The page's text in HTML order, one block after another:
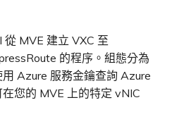
邀請使用者加入帳戶
Azure ExpressRoute
Azure MCR 連線
Fortinet FortiGate
建立 VXC
連線 MVE
連線 MVE
連線 MVE
建立 VXC
連線 MVE
連線 MVE
連線 MVE
連線 MVE
連線 MVE
連線 MVE
連線 MVE
終止 IX
BGP 社群
都會區 ID
VXC 連線
MVE 建立 VXC 至
的程序。組態分為
Azure 服務金鑰查詢 Azure
您的 MVE 上的特定 vNIC